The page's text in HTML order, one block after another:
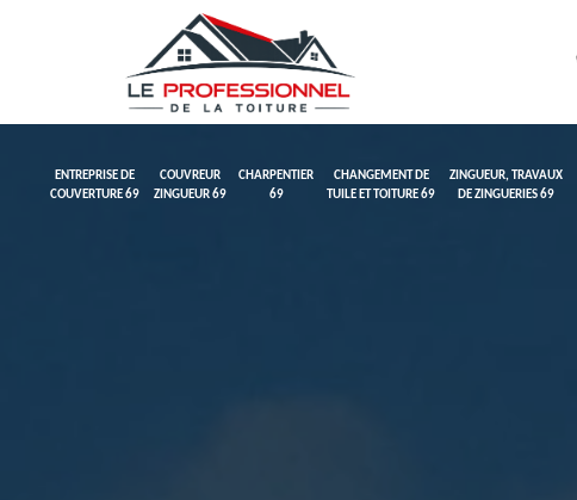
ENTREPRISE DE
COUVERTURE 69
COUVREUR
ZINGUEUR 69
CHARPENTIER
69
CHANGEMENT DE
TUILE ET TOITURE 69
ZINGUEUR, TRAVAUX
DE ZINGUERIES 69